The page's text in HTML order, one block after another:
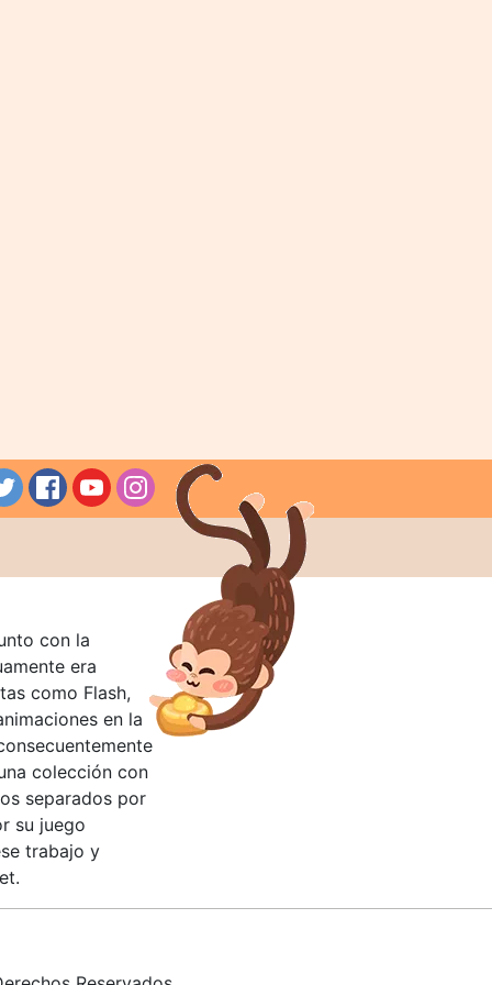
con la
era
como Flash,
en la
colección con
separados por
su juego
trabajo y